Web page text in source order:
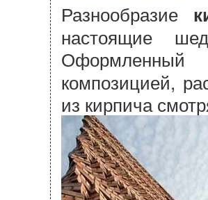
Разнообразие
настоящие
композицией,
из кирпича